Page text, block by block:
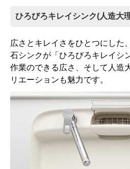
ひろびろキレイシンク(人造大
広さとキレイさをひとつにした
石シンクが「ひろびろキレイシ
作業のできる広さ、そして人造
リエーションも魅力です。